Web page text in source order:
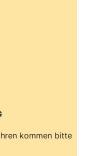
kommen bitte